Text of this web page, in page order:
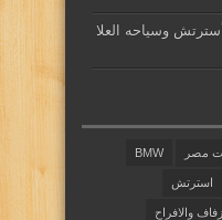
وسياحه العلا
مصر BMW
استرتش
والافراح